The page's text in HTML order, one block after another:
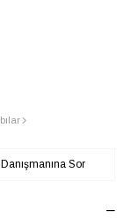
Danışmanına Sor